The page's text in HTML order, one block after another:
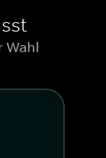
Wahl